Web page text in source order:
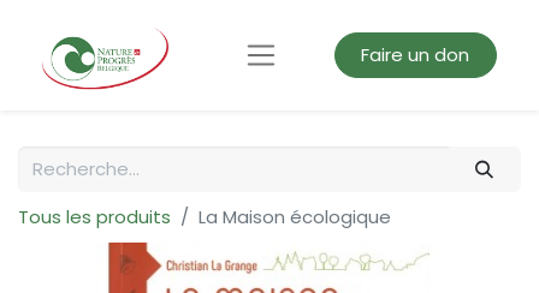
Faire un don
Tous les produits La Maison écologique